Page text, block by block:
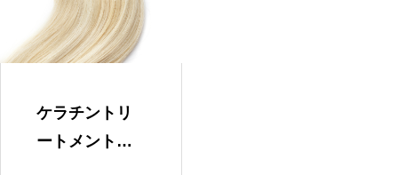
ケラチントリ
ートメントは